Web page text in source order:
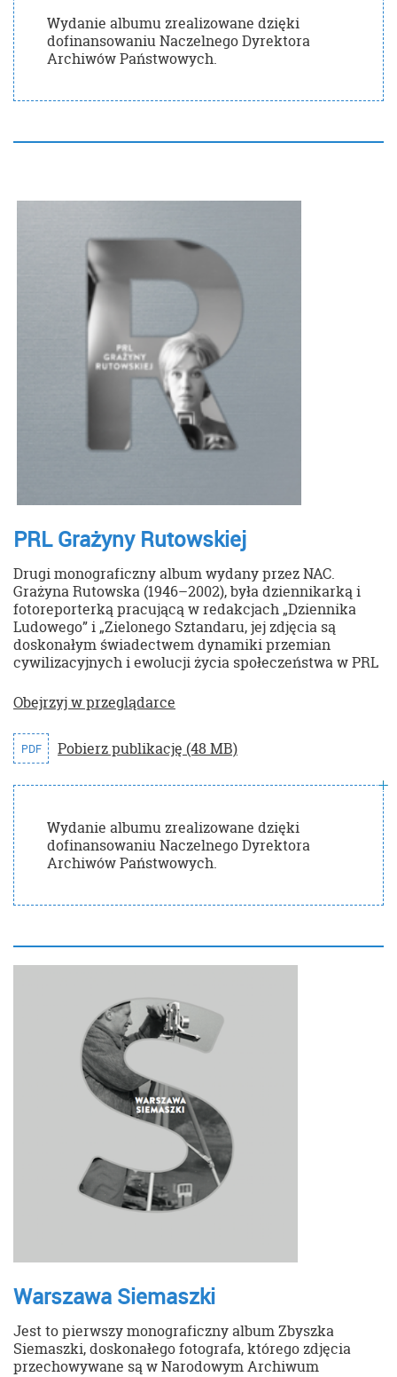
Wydanie albumu zrealizowane dzięki
dofinansowaniu Naczelnego Dyrektora
Archiwów Państwowych.
PRL Grażyny Rutowskiej
Drugi monograficzny album wydany przez NAC.
Grażyna Rutowska (1946–2002), była dziennikarką i
fotoreporterką pracującą w redakcjach „Dziennika
Ludowego” i „Zielonego Sztandaru, jej zdjęcia są
doskonałym świadectwem dynamiki przemian
cywilizacyjnych i ewolucji życia społeczeństwa w PRL
Obejrzyj w przeglądarce
PDF Pobierz publikację (48 MB)
Wydanie albumu zrealizowane dzięki
dofinansowaniu Naczelnego Dyrektora
Archiwów Państwowych.
Warszawa Siemaszki
Jest to pierwszy monograficzny album Zbyszka
Siemaszki, doskonałego fotografa, którego zdjęcia
przechowywane są w Narodowym Archiwum